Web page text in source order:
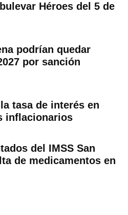
Héroes del 5 de
podrían quedar
por sanción
tasa de interés en
inflacionarios
del IMSS San
de medicamentos en